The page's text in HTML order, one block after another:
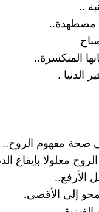
..
مضطهدة..
المنكسرة..
الدنيا .
صحة مفهوم الروح..
معلولا بإيقاع
الأرفع..
إلى الأقصى.